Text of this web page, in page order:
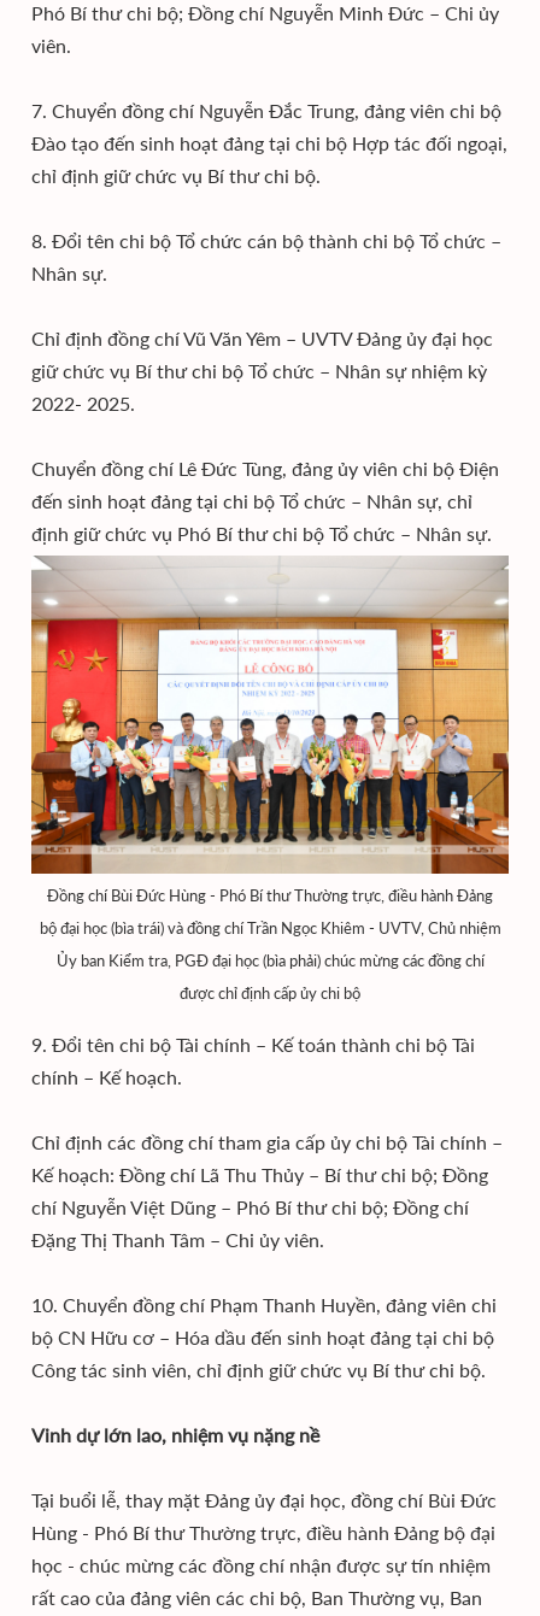
Phó Bí thư chi bộ; Đồng chí Nguyễn Minh Đức – Chi ủy
viên.
7. Chuyển đồng chí Nguyễn Đắc Trung, đảng viên chi bộ
Đào tạo đến sinh hoạt đảng tại chi bộ Hợp tác đối ngoại,
chỉ định giữ chức vụ Bí thư chi bộ.
8. Đổi tên chi bộ Tổ chức cán bộ thành chi bộ Tổ chức –
Nhân sự.
Chỉ định đồng chí Vũ Văn Yêm – UVTV Đảng ủy đại học
giữ chức vụ Bí thư chi bộ Tổ chức – Nhân sự nhiệm kỳ
2022- 2025.
Chuyển đồng chí Lê Đức Tùng, đảng ủy viên chi bộ Điện
đến sinh hoạt đảng tại chi bộ Tổ chức – Nhân sự, chỉ
định giữ chức vụ Phó Bí thư chi bộ Tổ chức – Nhân sự.
Đồng chí Bùi Đức Hùng - Phó Bí thư Thường trực, điều hành Đảng
bộ đại học (bìa trái) và đồng chí Trần Ngọc Khiêm - UVTV, Chủ nhiệm
Ủy ban Kiểm tra, PGĐ đại học (bìa phải) chúc mừng các đồng chí
được chỉ định cấp ủy chi bộ
9. Đổi tên chi bộ Tài chính – Kế toán thành chi bộ Tài
chính – Kế hoạch.
Chỉ định các đồng chí tham gia cấp ủy chi bộ Tài chính –
Kế hoạch: Đồng chí Lã Thu Thủy – Bí thư chi bộ; Đồng
chí Nguyễn Việt Dũng – Phó Bí thư chi bộ; Đồng chí
Đặng Thị Thanh Tâm – Chi ủy viên.
10. Chuyển đồng chí Phạm Thanh Huyền, đảng viên chi
bộ CN Hữu cơ – Hóa dầu đến sinh hoạt đảng tại chi bộ
Công tác sinh viên, chỉ định giữ chức vụ Bí thư chi bộ.
Vinh dự lớn lao, nhiệm vụ nặng nề
Tại buổi lễ, thay mặt Đảng ủy đại học, đồng chí Bùi Đức
Hùng - Phó Bí thư Thường trực, điều hành Đảng bộ đại
học - chúc mừng các đồng chí nhận được sự tín nhiệm
rất cao của đảng viên các chi bộ, Ban Thường vụ, Ban